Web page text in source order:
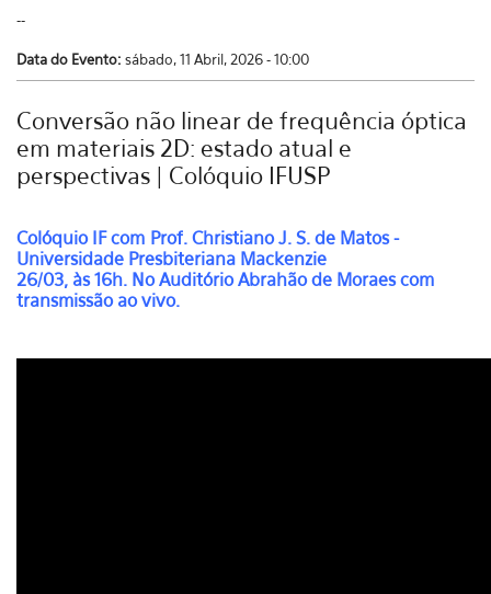
--
Data do Evento: sábado, 11 Abril, 2026 - 10:00
Conversão não linear de frequência óptica
em materiais 2D: estado atual e
perspectivas | Colóquio IFUSP
Colóquio IF com Prof. Christiano J. S. de Matos -
Universidade Presbiteriana Mackenzie
26/03, às 16h. No Auditório Abrahão de Moraes com
transmissão ao vivo.